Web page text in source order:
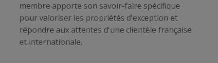
membre apporte son savoir-faire spécifique
pour valoriser les propriétés d'exception et
répondre aux attentes d'une clientèle française
et internationale.